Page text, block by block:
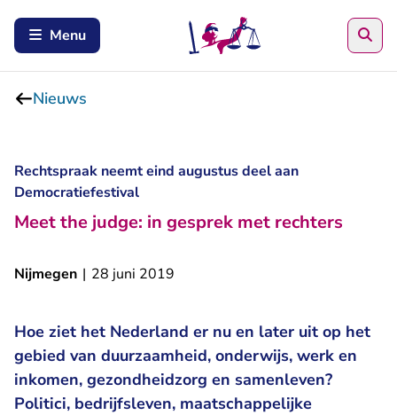
Menu
Nieuws
Rechtspraak neemt eind augustus deel aan
Democratiefestival
Meet the judge: in gesprek met rechters
Nijmegen | 28 juni 2019
Hoe ziet het Nederland er nu en later uit op het
gebied van duurzaamheid, onderwijs, werk en
inkomen, gezondheidzorg en samenleven?
Politici, bedrijfsleven, maatschappelijke